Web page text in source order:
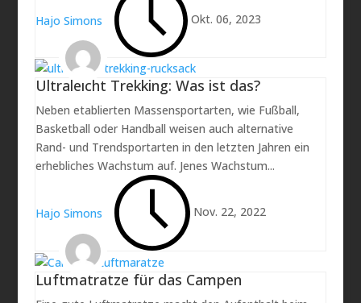
Hajo Simons Okt. 06, 2023
Ultraleicht Trekking: Was ist das?
Neben etablierten Massensportarten, wie Fußball,
Basketball oder Handball weisen auch alternative
Rand- und Trendsportarten in den letzten Jahren ein
erhebliches Wachstum auf. Jenes Wachstum...
Hajo Simons Nov. 22, 2022
Luftmatratze für das Campen